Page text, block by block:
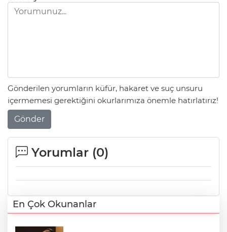
Gönderilen yorumların küfür, hakaret ve suç unsuru
içermemesi gerektiğini okurlarımıza önemle hatırlatırız!
Gönder
Yorumlar (0)
En Çok Okunanlar